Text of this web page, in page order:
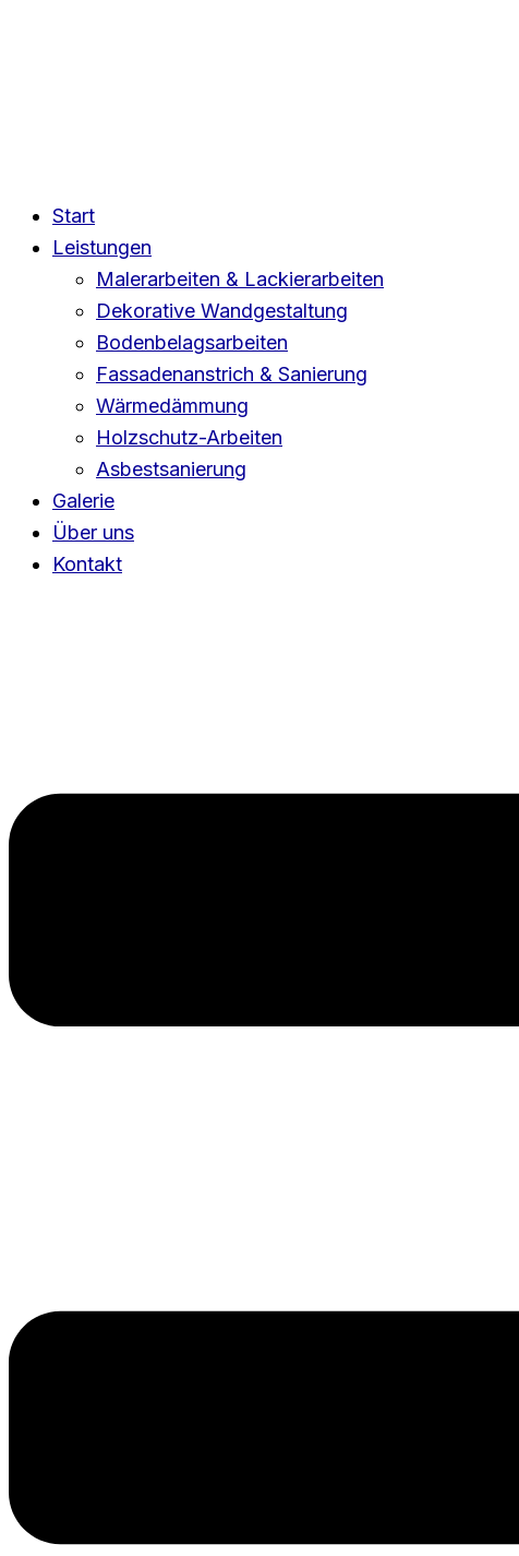
Start
Leistungen
Malerarbeiten & Lackierarbeiten
Dekorative Wandgestaltung
Bodenbelagsarbeiten
Fassadenanstrich & Sanierung
Wärmedämmung
Holzschutz-Arbeiten
Asbestsanierung
Galerie
Über uns
Kontakt